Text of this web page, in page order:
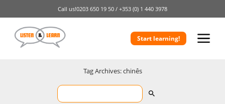
Call us!0203 650 19 50 / +353 (0) 1 440 3978
Start learning!
Tag Archives: chinês